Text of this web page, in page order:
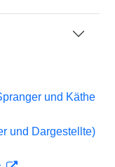
und Käthe
und Dargestellte)